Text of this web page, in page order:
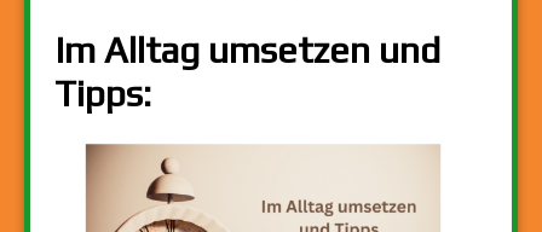
Im Alltag umsetzen und
Tipps: